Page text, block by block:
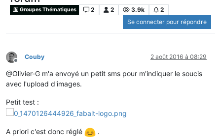
Groupes Thématiques 2 2 3.9k
2
Se connecter pour répondre
Hors-ligne
Couby 2 août 2016 à 08:29
@Olivier-G m'a envoyé un petit sms pour m'indiquer le soucis
avec l'upload d'images.
Petit test :
A priori c'est donc réglé .